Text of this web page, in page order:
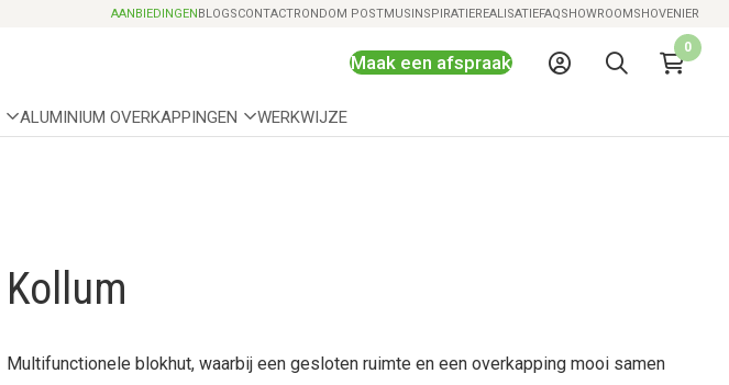
AANBIEDINGENBLOGSCONTACTRONDOM POSTMUSINSPIRATIEREALISATIEFAQSHOWROOMSHOVENIER
Maak een afspraak
0
ALUMINIUM OVERKAPPINGEN WERKWIJZE
Kollum
Multifunctionele blokhut, waarbij een gesloten ruimte en een overkapping mooi samen